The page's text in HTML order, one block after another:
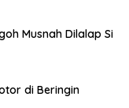
Musnah Dilalap Si
di Beringin